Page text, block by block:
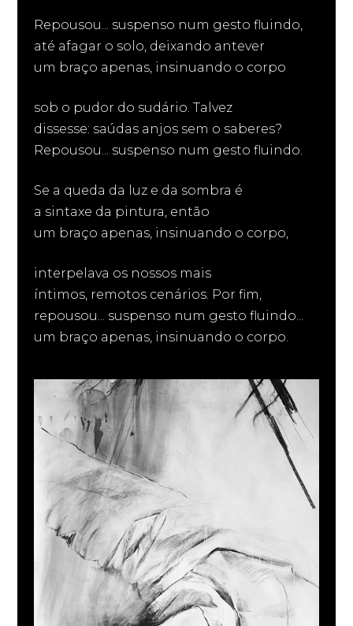
Repousou... suspenso num gesto fluindo,
até afagar o solo, deixando antever
um braço apenas, insinuando o corpo
sob o pudor do sudário. Talvez
dissesse: saúdas anjos sem o saberes?
Repousou... suspenso num gesto fluindo.
Se a queda da luz e da sombra é
a sintaxe da pintura, então
um braço apenas, insinuando o corpo,
interpelava os nossos mais
íntimos, remotos cenários. Por fim,
repousou... suspenso num gesto fluindo...
um braço apenas, insinuando o corpo.